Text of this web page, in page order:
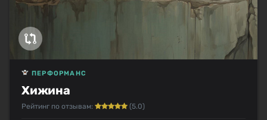
Хижина
ПЕРФОРМАНС
Рейтинг по отзывам: (5.0)